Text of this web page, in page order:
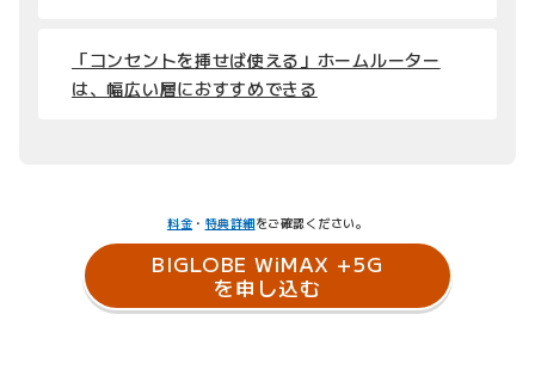
「コンセントを挿せば使える」ホームルーター
は、幅広い層におすすめできる
料金 ・ 特典詳細をご確認ください。
BIGLOBE WiMAX +5G
を申し込む